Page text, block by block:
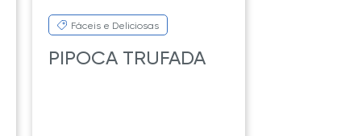
Fáceis e Deliciosas
PIPOCA TRUFADA